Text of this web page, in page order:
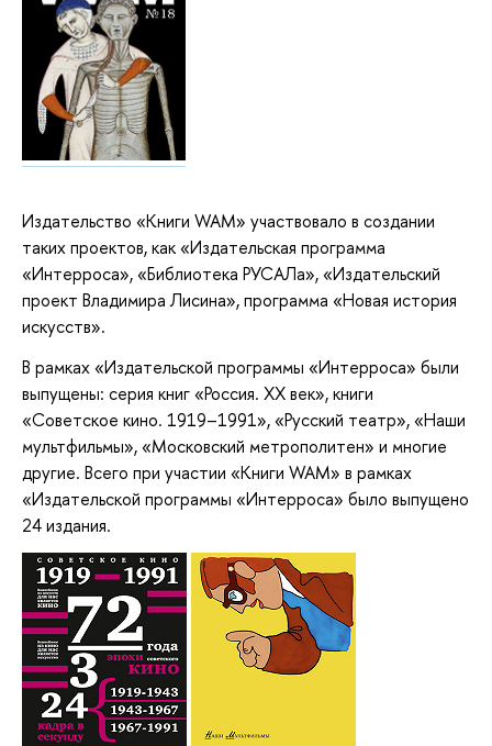
Издательство «Книги WAM» участвовало в создании
таких проектов, как «Издательская программа
«Интерроса», «Библиотека РУСАЛа», «Издательский
проект Владимира Лисина», программа «Новая история
искусств».
В рамках «Издательской программы «Интерроса» были
выпущены: серия книг «Россия. XX век», книги
«Советское кино. 1919–1991», «Русский театр», «Наши
мультфильмы», «Московский метрополитен» и многие
другие. Всего при участии «Книги WAM» в рамках
«Издательской программы «Интерроса» было выпущено
24 издания.